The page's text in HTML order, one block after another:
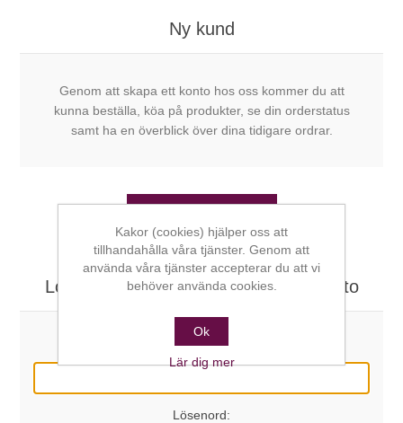
Ny kund
Genom att skapa ett konto hos oss kommer du att
kunna beställa, köa på produkter, se din orderstatus
samt ha en överblick över dina tidigare ordrar.
Logga in här om du redan har ett konto
E-post:
Lösenord:
Kakor (cookies) hjälper oss att
tillhandahålla våra tjänster. Genom att
använda våra tjänster accepterar du att vi
behöver använda cookies.
Ok
Lär dig mer